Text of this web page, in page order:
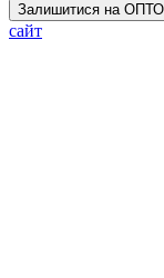
Залишитися на
сайт